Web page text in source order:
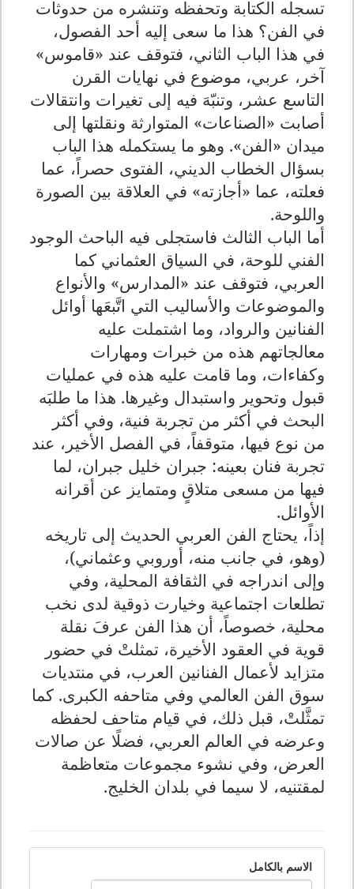
تسجله الكتابة وتحفظه وتنشره من حدوثات
في الفن؟ هذا ما سعى إليه أحد الفصول،
في هذا الباب الثاني، فتوقف عند «قاموس»
آخر، عربي، موضوع في نهايات القرن
التاسع عشر، وتنبّهَ فيه إلى تغيرات وانتقالات
أصابت «الصناعات» المتوارثة ونقلتها إلى
ميدان «الفن». وهو ما يستكمله هذا الباب
بسؤال الخطاب الديني، الفتوى حصراً، عما
فعلته، عما «أجازته» في العلاقة بين الصورة
واللوحة.
أما الباب الثالث فاستجلى فيه الباحث الوجود
الفني للوحة، في السياق العثماني كما
العربي، فتوقف عند «المدارس» والأنواع
والموضوعات والأساليب التي اتَّبعَها أوائل
الفنانين والرواد، وما اشتملت عليه
معالجاتهم هذه من خبرات ومهارات
وكفاءات، وما قامت عليه هذه في عمليات
قبول وتحوير واستبدال وغيرها. هذا ما طلبَه
البحث في أكثر من تجربة فنية، وفي أكثر
من نوع فيها، متوقفاً، في الفصل الأخير، عند
تجربة فنان بعينه: جبران خليل جبران، لما
فيها من مسعى متلاقٍ ومتمايز عن أقرانه
الأوائل.
إذاً، يحتاج الفن العربي الحديث إلى تاريخه
(وهو، في جانب منه، أوروبي وعثماني)،
وإلى اندراجه في الثقافة المحلية، وفي
تطلعات اجتماعية وخيارت ذوقية لدى نخب
محلية، خصوصاً، أن هذا الفن عرفَ نقلة
قوية في العقود الأخيرة، تمثلتْ في حضور
متزايد لأعمال الفنانين العرب، في منتديات
سوق الفن العالمي وفي متاحفه الكبرى. كما
تمثَّلتْ، قبل ذلك، في قيام متاحف لحفظه
وعرضه في العالم العربي، فضلًا عن صالات
العرض، وفي نشوء مجموعات متعاظمة
لمقتنيه، لا سيما في بلدان الخليج.
الاسم بالكامل